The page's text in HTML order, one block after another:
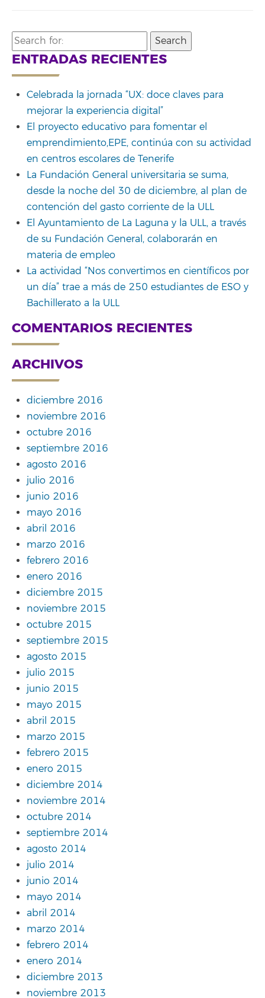
Search
for:
ENTRADAS RECIENTES
Celebrada la jornada “UX: doce claves para
mejorar la experiencia digital”
El proyecto educativo para fomentar el
emprendimiento,EPE, continúa con su actividad
en centros escolares de Tenerife
La Fundación General universitaria se suma,
desde la noche del 30 de diciembre, al plan de
contención del gasto corriente de la ULL
El Ayuntamiento de La Laguna y la ULL, a través
de su Fundación General, colaborarán en
materia de empleo
La actividad “Nos convertimos en científicos por
un día” trae a más de 250 estudiantes de ESO y
Bachillerato a la ULL
COMENTARIOS RECIENTES
ARCHIVOS
diciembre 2016
noviembre 2016
octubre 2016
septiembre 2016
agosto 2016
julio 2016
junio 2016
mayo 2016
abril 2016
marzo 2016
febrero 2016
enero 2016
diciembre 2015
noviembre 2015
octubre 2015
septiembre 2015
agosto 2015
julio 2015
junio 2015
mayo 2015
abril 2015
marzo 2015
febrero 2015
enero 2015
diciembre 2014
noviembre 2014
octubre 2014
septiembre 2014
agosto 2014
julio 2014
junio 2014
mayo 2014
abril 2014
marzo 2014
febrero 2014
enero 2014
diciembre 2013
noviembre 2013